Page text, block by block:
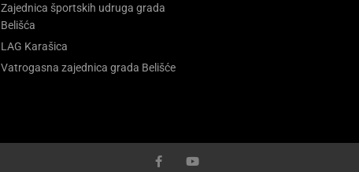
Zajednica športskih udruga grada
Belišća
LAG Karašica
Vatrogasna zajednica grada Belišće